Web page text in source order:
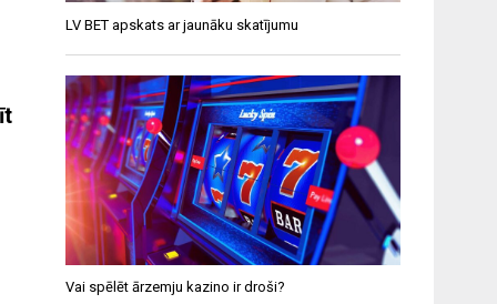
LV BET apskats ar jaunāku skatījumu
Vai spēlēt ārzemju kazino ir droši?